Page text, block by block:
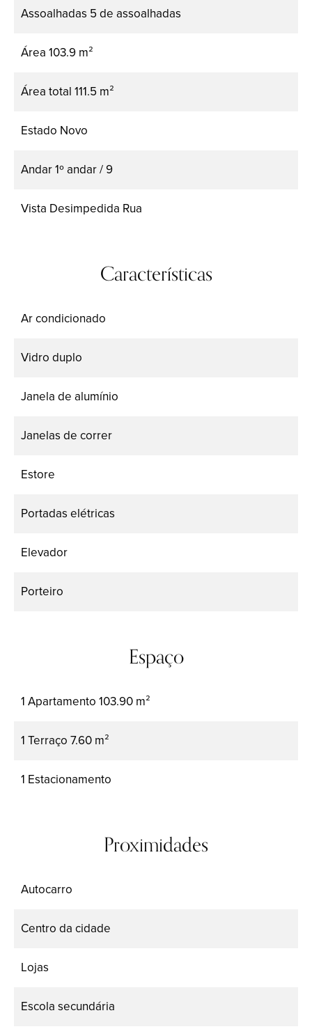
Assoalhadas 5 de assoalhadas
Área 103.9 m²
Área total 111.5 m²
Estado Novo
Andar1º andar / 9
Vista Desimpedida Rua
Características
Ar condicionado
Vidro duplo
Janela de alumínio
Janelas de correr
Estore
Portadas elétricas
Elevador
Porteiro
Espaço
1 Apartamento 103.90 m²
1 Terraço 7.60 m²
1 Estacionamento
Proximidades
Autocarro
Centro da cidade
Lojas
Escola secundária